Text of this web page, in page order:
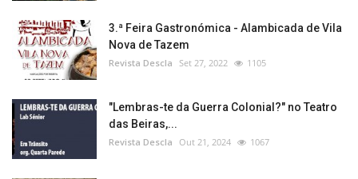
3.ª Feira Gastronómica - Alambicada de Vila
Nova de Tazem
Revista Descla Set 27, 2022 1105
"Lembras-te da Guerra Colonial?" no Teatro
das Beiras,...
Revista Descla Out 21, 2024 1067